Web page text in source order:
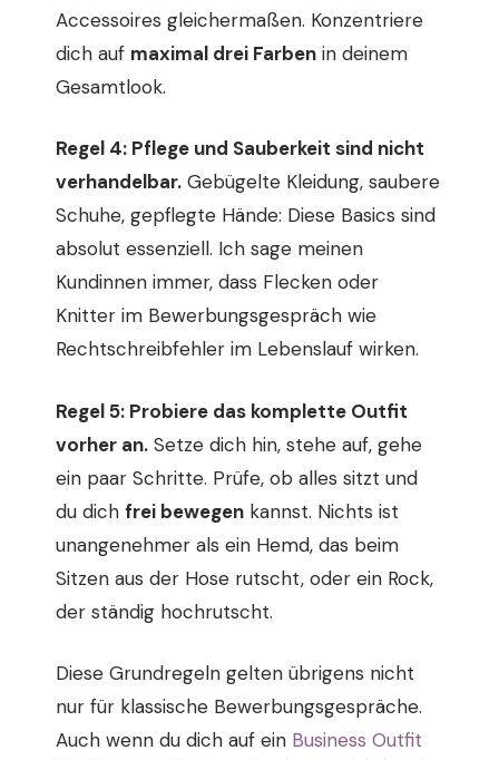
Accessoires gleichermaßen. Konzentriere
dich auf maximal drei Farben in deinem
Gesamtlook.
Regel 4: Pflege und Sauberkeit sind nicht
verhandelbar. Gebügelte Kleidung, saubere
Schuhe, gepflegte Hände: Diese Basics sind
absolut essenziell. Ich sage meinen
Kundinnen immer, dass Flecken oder
Knitter im Bewerbungsgespräch wie
Rechtschreibfehler im Lebenslauf wirken.
Regel 5: Probiere das komplette Outfit
vorher an. Setze dich hin, stehe auf, gehe
ein paar Schritte. Prüfe, ob alles sitzt und
du dich frei bewegen kannst. Nichts ist
unangenehmer als ein Hemd, das beim
Sitzen aus der Hose rutscht, oder ein Rock,
der ständig hochrutscht.
Diese Grundregeln gelten übrigens nicht
nur für klassische Bewerbungsgespräche.
Auch wenn du dich auf ein Business Outfit